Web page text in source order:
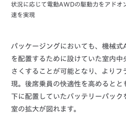
状況に応じて電動AWDの駆動力をアドオ
速を実現
パッケージングにおいても、機械
を配置するために設けていた室内
さくすることが可能となり、よりフ
現。後席乗員の快適性を高めるとと
下に配置していたバッテリーパック
室の拡大が図れます。